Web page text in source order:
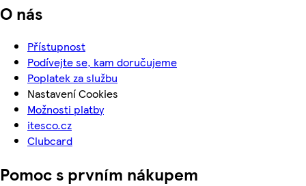
O nás
Přístupnost
Podívejte se, kam doručujeme
Poplatek za službu
Nastavení Cookies
Možnosti platby
itesco.cz
Clubcard
Pomoc s prvním nákupem